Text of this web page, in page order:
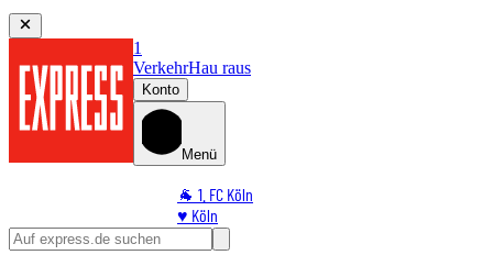
1
VerkehrHau raus
Konto
Menü
🐐 1. FC Köln
♥️ Köln
⭐ Promi